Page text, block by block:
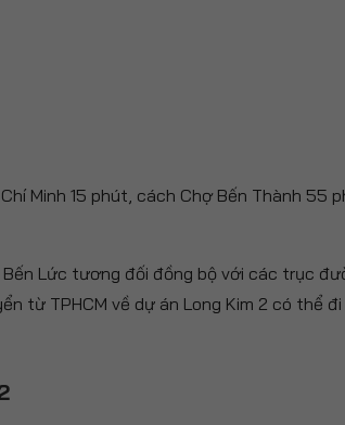
Minh 15 phút, cách Chợ Bến Thành 55
Lức tương đối đồng bộ với các trục
từ TPHCM về dự án Long Kim 2 có thể